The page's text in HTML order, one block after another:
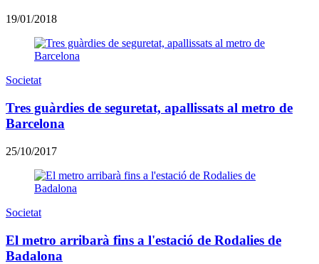
19/01/2018
Societat
Tres guàrdies de seguretat, apallissats al metro de
Barcelona
25/10/2017
Societat
El metro arribarà fins a l'estació de Rodalies de
Badalona